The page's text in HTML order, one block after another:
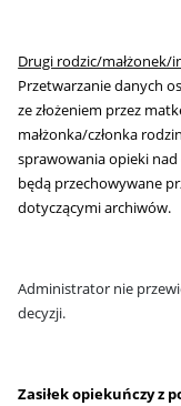
Drugi rodzic/małżonek/
Przetwarzanie danych
ze złożeniem przez
małżonka/członka
sprawowania opieki nad
będą przechowywane
dotyczącymi archiwów.
Administrator nie
decyzji.
Zasiłek opiekuńczy z